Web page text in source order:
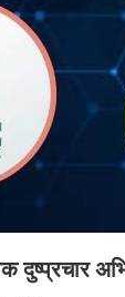
दुष्प्रचार